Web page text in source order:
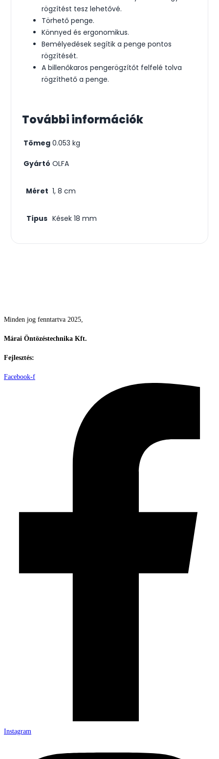
rögzítést tesz lehetővé.
Törhető penge.
Könnyed és ergonomikus.
Bemélyedések segítik a penge pontos
rögzítését.
A billenőkaros pengerögzítőt felfelé tolva
rögzíthető a penge.
További információk
Tömeg 0.053 kg
Gyártó OLFA
Méret 1, 8 cm
Típus Kések 18 mm
Minden jog fenntartva 2025,
Márai Öntözéstechnika Kft.
Fejlesztés:
Facebook-f
Instagram